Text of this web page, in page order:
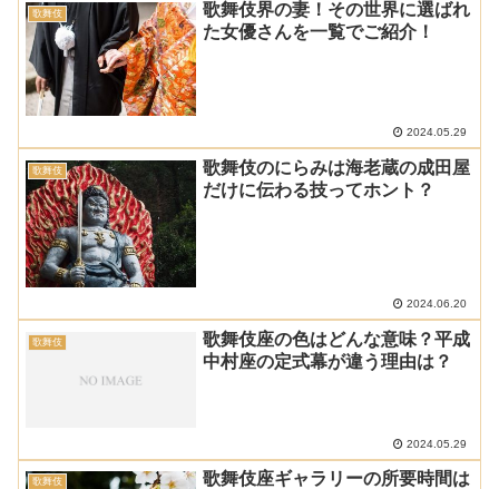
歌舞伎
歌舞伎界の妻！その世界に選ばれ
た女優さんを一覧でご紹介！
2024.05.29
歌舞伎
歌舞伎のにらみは海老蔵の成田屋
だけに伝わる技ってホント？
2024.06.20
歌舞伎
歌舞伎座の色はどんな意味？平成
中村座の定式幕が違う理由は？
2024.05.29
歌舞伎
歌舞伎座ギャラリーの所要時間は